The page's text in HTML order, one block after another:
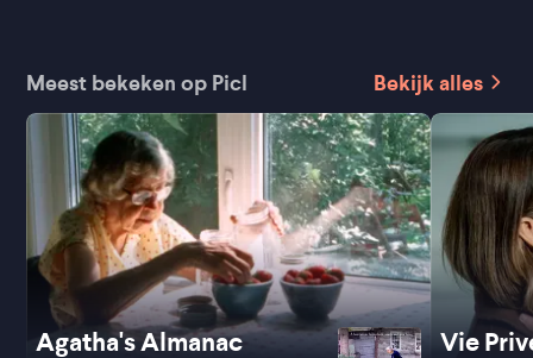
Meest bekeken op Picl Bekijk alles
Agatha's Almanac Vie